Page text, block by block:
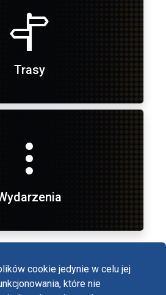
cookie jedynie w celu jej
które nie
Trasy